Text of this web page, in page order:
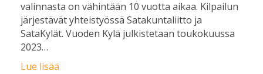
valinnasta on vähintään 10 vuotta aikaa. Kilpailun
järjestävät yhteistyössä Satakuntaliitto ja
SataKylät. Vuoden Kylä julkistetaan toukokuussa
2023…
Lue lisää